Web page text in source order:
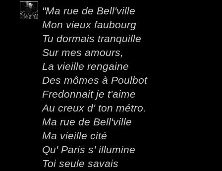
"Ma rue de Bell'ville
Mon vieux faubourg
Tu dormais tranquille
Sur mes amours,
La vieille rengaine
Des mômes à Poulbot
Fredonnait je t'aime
Au creux d' ton métro.
Ma rue de Bell'ville
Ma vieille cité
Qu' Paris s' illumine
Toi seule savais